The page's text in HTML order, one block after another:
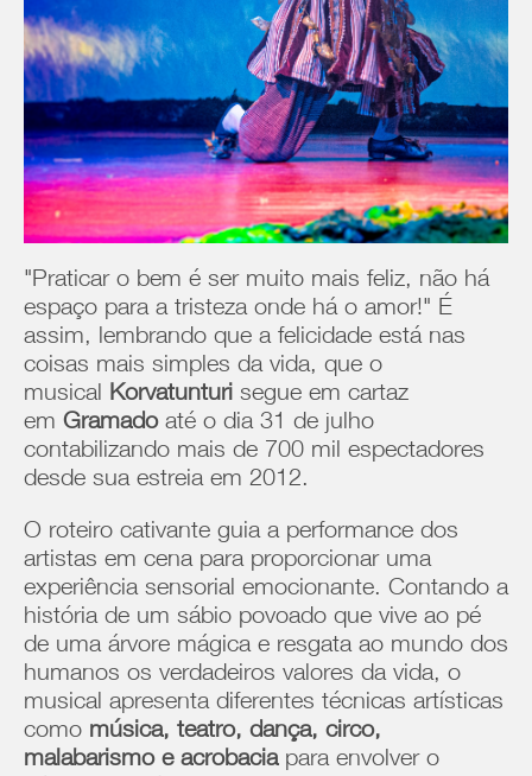
"Praticar o bem é ser muito mais feliz, não há
espaço para a tristeza onde há o amor!" É
assim, lembrando que a felicidade está nas
coisas mais simples da vida, que o
musical Korvatunturi segue em cartaz
em Gramadoaté o dia 31 de julho
contabilizando mais de 700 mil espectadores
desde sua estreia em 2012.
O roteiro cativante guia a performance dos
artistas em cena para proporcionar uma
experiência sensorial emocionante. Contando a
história de um sábio povoado que vive ao pé
de uma árvore mágica e resgata ao mundo dos
humanos os verdadeiros valores da vida, o
musical apresenta diferentes técnicas artísticas
como música, teatro, dança, circo,
malabarismo e acrobaciapara envolver o